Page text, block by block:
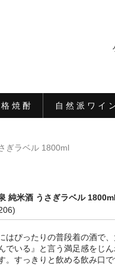
焼 酎 自 然 派 ワ イ
ぎラベル 1800ml
純米酒 うさぎラベル 1800ml
はぴったりの普段着の酒で
でいる』と言う満足感をじ
。すっきりと飲める飲み口